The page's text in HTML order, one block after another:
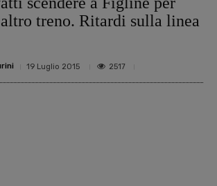
treno. Ritardi sulla linea
19 Luglio 2015 2517